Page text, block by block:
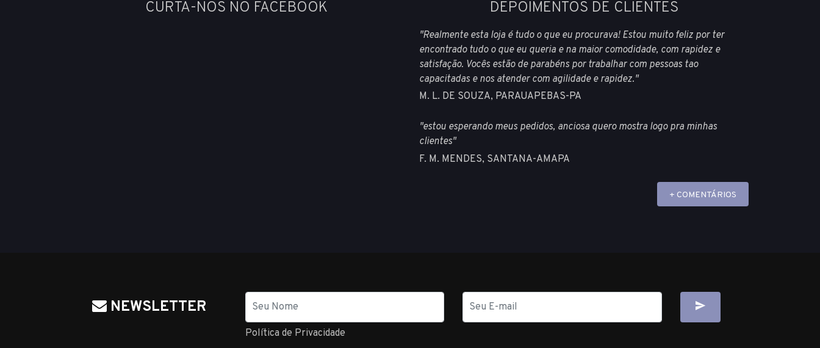
CURTA-NOS NO FACEBOOK DEPOIMENTOS DE CLIENTES
"Realmente esta loja é tudo o que eu procurava! Estou muito feliz por ter
encontrado tudo o que eu queria e na maior comodidade, com rapidez e
satisfação. Vocês estão de parabéns por trabalhar com pessoas tao
capacitadas e nos atender com agilidade e rapidez."
M. L. DE SOUZA, PARAUAPEBAS-PA
"estou esperando meus pedidos, anciosa quero mostra logo pra minhas
clientes"
F. M. MENDES, SANTANA-AMAPA
+ COMENTÁRIOS
NEWSLETTER
mail
Política de Privacidade